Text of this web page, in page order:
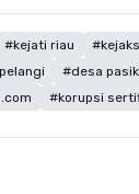
#kejati riau
#desa
#korupsi